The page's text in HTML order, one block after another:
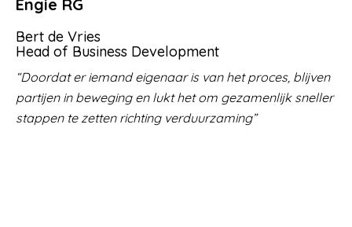
Engie RG
Bert de Vries
Head of Business Development
Doordat er iemand eigenaar is van het proces, blijven
partijen in beweging en lukt het om gezamenlijk sneller
stappen te zetten richting verduurzaming